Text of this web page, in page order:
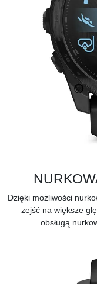
Dzięki możliwości
zejść na większe
obsługą